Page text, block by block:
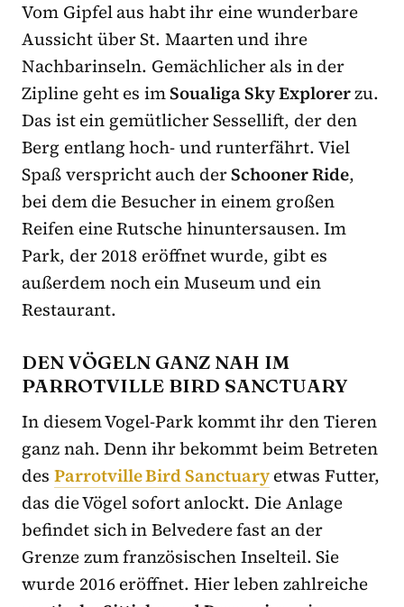
Vom Gipfel aus habt ihr eine wunderbare
Aussicht über St. Maarten und ihre
Nachbarinseln. Gemächlicher als in der
Zipline geht es imSoualiga Sky Explorerzu.
Das ist ein gemütlicher Sessellift, der den
Berg entlang hoch- und runterfährt. Viel
Spaß verspricht auch derSchooner Ride,
bei dem die Besucher in einem großen
Reifen eine Rutsche hinuntersausen. Im
Park, der 2018 eröffnet wurde, gibt es
außerdem noch ein Museum und ein
Restaurant.
DEN VÖGELN GANZ NAH IM
PARROTVILLE BIRD SANCTUARY
In diesem Vogel-Park kommt ihr den Tieren
ganz nah. Denn ihr bekommt beim Betreten
des Parrotville Bird Sanctuaryetwas Futter,
das die Vögel sofort anlockt. Die Anlage
befindet sich in Belvedere fast an der
Grenze zum französischen Inselteil. Sie
wurde 2016 eröffnet. Hier leben zahlreiche